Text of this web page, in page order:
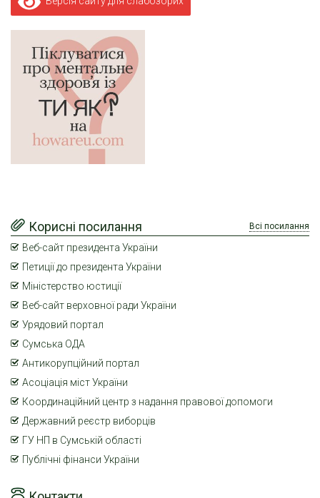
Корисні посилання Всі посилання
Веб-сайт президента України
Петиції до президента України
Міністерство юстиції
Веб-сайт верховної ради України
Урядовий портал
Сумська ОДА
Антикорупційний портал
Асоціація міст України
Координаційний центр з надання правової допомоги
Державний реєстр виборців
ГУ НП в Сумській області
Публічні фінанси України